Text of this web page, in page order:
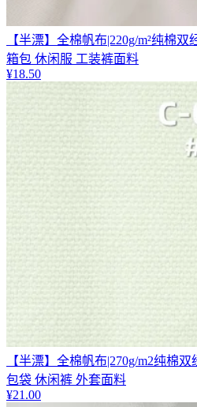
【半漂】全棉帆布|220g/m²纯棉
箱包 休闲服 工装裤面料
¥18.50
【半漂】全棉帆布|270g/m2纯棉
包袋 休闲裤 外套面料
¥21.00